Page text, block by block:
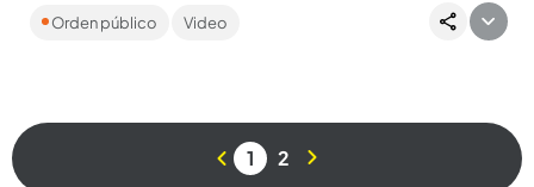
dejan 2 policías heridos y familias aterrorizadas...
Orden público Video
1 2